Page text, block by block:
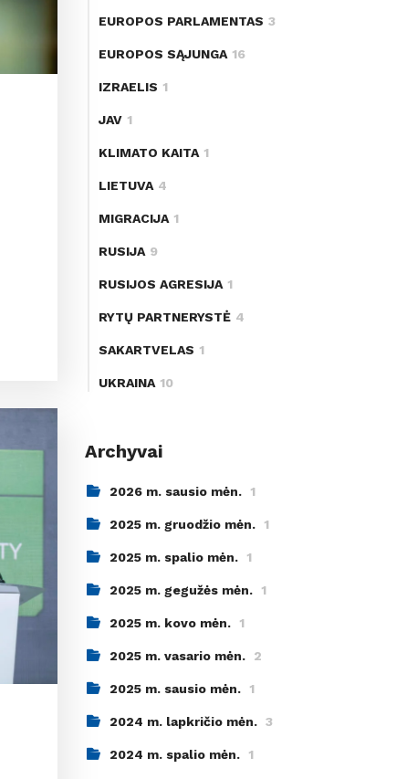
EUROPOS PARLAMENTAS 3
EUROPOS SĄJUNGA 16
IZRAELIS 1
JAV 1
KLIMATO KAITA 1
LIETUVA 4
MIGRACIJA 1
RUSIJA 9
RUSIJOS AGRESIJA 1
RYTŲ PARTNERYSTĖ 4
SAKARTVELAS 1
UKRAINA 10
Archyvai
2026 m. sausio mėn. 1
2025 m. gruodžio mėn. 1
2025 m. spalio mėn. 1
2025 m. gegužės mėn. 1
2025 m. kovo mėn. 1
2025 m. vasario mėn. 2
2025 m. sausio mėn. 1
2024 m. lapkričio mėn. 3
2024 m. spalio mėn. 1